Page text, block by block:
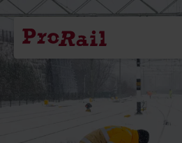
Navigatie
Homepage
ProRail